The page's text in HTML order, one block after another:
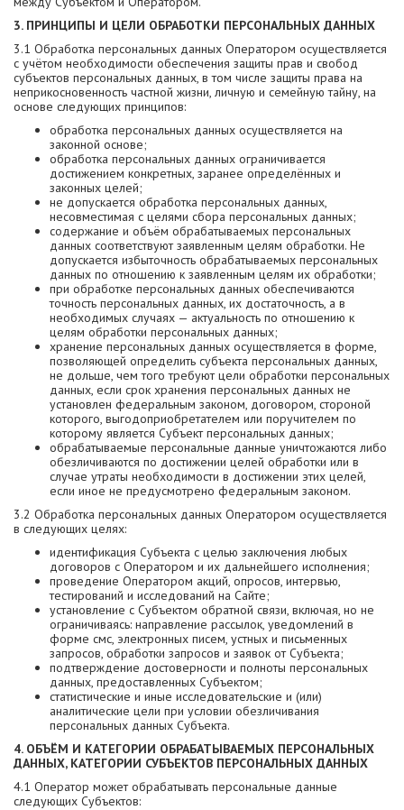
3. ПРИНЦИПЫ И ЦЕЛИ ОБРАБОТКИ ПЕРСОНАЛЬНЫХ ДАННЫХ
3.1 Обработка персональных данных Оператором осуществляется
с учётом необходимости обеспечения защиты прав и свобод
субъектов персональных данных, в том числе защиты права на
неприкосновенность частной жизни, личную и семейную тайну, на
основе следующих принципов:
обработка персональных данных осуществляется на
законной основе;
обработка персональных данных ограничивается
достижением конкретных, заранее определённых и
законных целей;
не допускается обработка персональных данных,
несовместимая с целями сбора персональных данных;
содержание и объём обрабатываемых персональных
данных соответствуют заявленным целям обработки. Не
допускается избыточность обрабатываемых персональных
данных по отношению к заявленным целям их обработки;
при обработке персональных данных обеспечиваются
точность персональных данных, их достаточность, а в
необходимых случаях — актуальность по отношению к
целям обработки персональных данных;
хранение персональных данных осуществляется в форме,
позволяющей определить субъекта персональных данных,
не дольше, чем того требуют цели обработки персональных
данных, если срок хранения персональных данных не
установлен федеральным законом, договором, стороной
которого, выгодоприобретателем или поручителем по
которому является Субъект персональных данных;
обрабатываемые персональные данные уничтожаются либо
обезличиваются по достижении целей обработки или в
случае утраты необходимости в достижении этих целей,
если иное не предусмотрено федеральным законом.
3.2 Обработка персональных данных Оператором осуществляется
в следующих целях:
идентификация Субъекта с целью заключения любых
договоров с Оператором и их дальнейшего исполнения;
проведение Оператором акций, опросов, интервью,
тестирований и исследований на Сайте;
установление с Субъектом обратной связи, включая, но не
ограничиваясь: направление рассылок, уведомлений в
форме смс, электронных писем, устных и письменных
запросов, обработки запросов и заявок от Субъекта;
подтверждение достоверности и полноты персональных
данных, предоставленных Субъектом;
статистические и иные исследовательские и (или)
аналитические цели при условии обезличивания
персональных данных Субъекта.
4. ОБЪЁМ И КАТЕГОРИИ ОБРАБАТЫВАЕМЫХ ПЕРСОНАЛЬНЫХ
ДАННЫХ, КАТЕГОРИИ СУБЪЕКТОВ ПЕРСОНАЛЬНЫХ ДАННЫХ
4.1 Оператор может обрабатывать персональные данные
следующих Субъектов: